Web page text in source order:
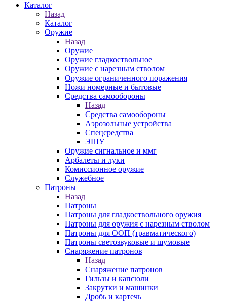
Каталог
Назад
Каталог
Оружие
Назад
Оружие
Оружие гладкоствольное
Оружие с нарезным стволом
Оружие ограниченного поражения
Ножи номерные и бытовые
Средства самообороны
Назад
Средства самообороны
Аэрозольные устройства
Спецсредства
ЭШУ
Оружие сигнальное и ммг
Арбалеты и луки
Комиссионное оружие
Служебное
Патроны
Назад
Патроны
Патроны для гладкоствольного оружия
Патроны для оружия с нарезным стволом
Патроны для ООП (травматического)
Патроны светозвуковые и шумовые
Снаряжение патронов
Назад
Снаряжение патронов
Гильзы и капсюли
Закрутки и машинки
Дробь и картечь